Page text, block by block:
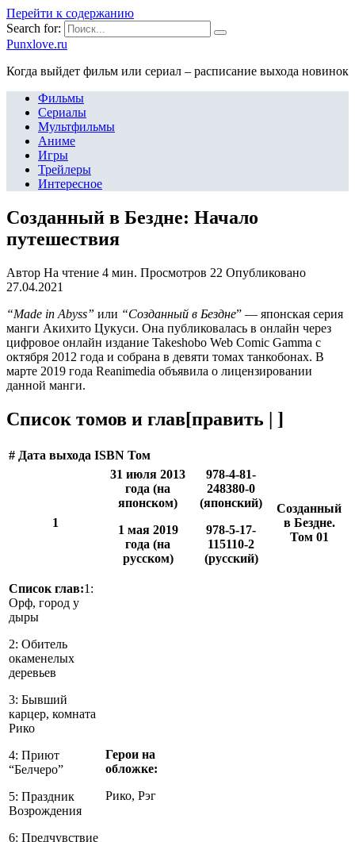
Перейти к содержанию
Search for:
Punxlove.ru
Когда выйдет фильм или сериал – расписание выхода новинок
Фильмы
Сериалы
Мультфильмы
Аниме
Игры
Трейлеры
Интересное
Созданный в Бездне: Начало
путешествия
Автор На чтение 4 мин. Просмотров 22 Опубликовано
27.04.2021
“Made in Abyss” или “Созданный в Бездне” — японская серия
манги Акихито Цукуси. Она публиковалась в онлайн через
цифровое онлайн издание Takeshobo Web Comic Gamma с
октября 2012 года и собрана в девяти томах танкобонах. В
марте 2019 года Reanimedia объявила о лицензировании
данной манги.
Список томов и глав[править | ]
# Дата выхода ISBN Том
1
31 июля 2013
года (на
японском)
1 мая 2019
года (на
русском)
978-4-81-
248380-0
(японский)
978-5-17-
115110-2
(русский)
Созданный
в Бездне.
Том 01
Список глав:1:
Орф, город у
дыры
2: Обитель
окаменелых
деревьев
3: Бывший
карцер, комната
Рико
4: Приют
“Белчеро”
5: Праздник
Возрождения
6: Предчувствие
Герои на
обложке:
Рико, Рэг